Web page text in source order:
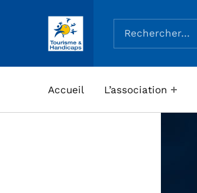
ASSOCIATION TOURISME ET HANDICAPS
Rechercher :
Accueil L’association